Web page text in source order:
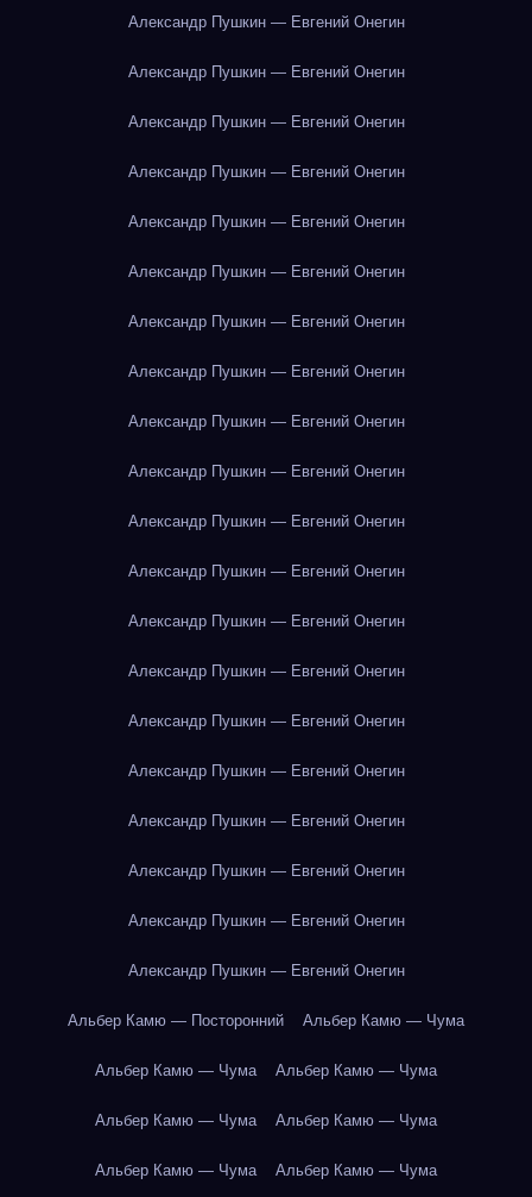
Александр Пушкин — Евгений Онегин
Александр Пушкин — Евгений Онегин
Александр Пушкин — Евгений Онегин
Александр Пушкин — Евгений Онегин
Александр Пушкин — Евгений Онегин
Александр Пушкин — Евгений Онегин
Александр Пушкин — Евгений Онегин
Александр Пушкин — Евгений Онегин
Александр Пушкин — Евгений Онегин
Александр Пушкин — Евгений Онегин
Александр Пушкин — Евгений Онегин
Александр Пушкин — Евгений Онегин
Александр Пушкин — Евгений Онегин
Александр Пушкин — Евгений Онегин
Александр Пушкин — Евгений Онегин
Александр Пушкин — Евгений Онегин
Александр Пушкин — Евгений Онегин
Александр Пушкин — Евгений Онегин
Александр Пушкин — Евгений Онегин
Александр Пушкин — Евгений Онегин
Альбер Камю — Посторонний Альбер Камю — Чума
Альбер Камю — Чума Альбер Камю — Чума
Альбер Камю — Чума Альбер Камю — Чума
Альбер Камю — Чума Альбер Камю — Чума